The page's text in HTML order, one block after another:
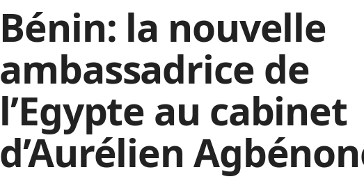
Bénin: la nouvelle
ambassadrice de
l’Egypte au cabinet
d’Aurélien